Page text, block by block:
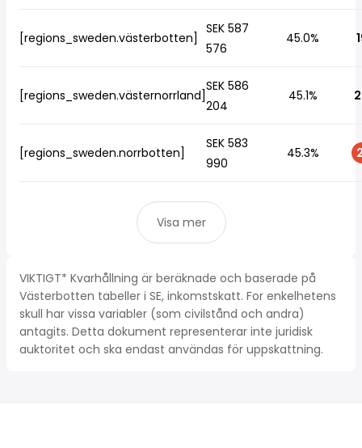
[regions_sweden.västerbotten]
SEK 587
576
45.0%
[regions_sweden.västernorrland]
SEK 586
204
45.1%
[regions_sweden.norrbotten]
SEK 583
990
45.3%
Visa mer
VIKTIGT* Kvarhållning är beräknade och baserade på
Västerbotten tabeller i SE, inkomstskatt. For enkelhetens
skull har vissa variabler (som civilstånd och andra)
antagits. Detta dokument representerar inte juridisk
auktoritet och ska endast användas för uppskattning.